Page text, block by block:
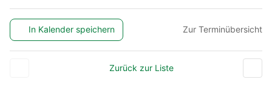
In Kalender speichern Zur Terminübersicht
Zurück zur Liste